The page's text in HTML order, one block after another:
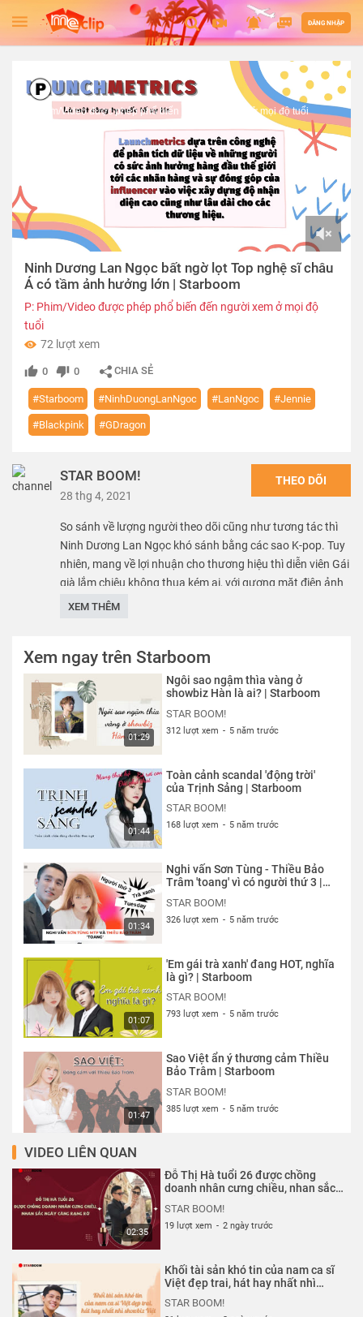
ĐĂNG NHẬP
01:56
P: Phim/Video được phép phổ biến đến người xem ở mọi độ tuổi
Ninh Dương Lan Ngọc bất ngờ lọt Top nghệ sĩ châu
Á có tầm ảnh hưởng lớn | Starboom
P: Phim/Video được phép phổ biến đến người xem ở mọi độ
tuổi
72 lượt xem
0 0 CHIA SẺ
#Starboom #NinhDuongLanNgoc #LanNgoc #Jennie
#Blackpink #GDragon
STAR BOOM!
28 thg 4, 2021
THEO DÕI
So sánh về lượng người theo dõi cũng như tương tác thì
Ninh Dương Lan Ngọc khó sánh bằng các sao K-pop. Tuy
nhiên, mang về lợi nhuận cho thương hiệu thì diễn viên Gái
già lắm chiêu không thua kém ai, với gương mặt điện ảnh
và body khá chuẩn Lan Ngọc mang đến nhiều tài nguyên
Rất mong được bạn ủng hộ. Hãy nhấn Subscribe để đăng
ký kênh nhé bạn.
------------------
STAR BOOM! là nơi tổng hợp những video tin tức về người
nổi tiếng ở Việt Nam và trên khắp thế giới. Nguồn thông
tin được lấy từ những trang báo chính thống và được
chính những người nổi tiếng chia sẻ trên mạng xã hội của
họ.
Thể loại : CHUYỆN CỦA SAO
XEM THÊM
Xem ngay trên Starboom
01:29
Ngôi sao ngậm thìa vàng ở
showbiz Hàn là ai? | Starboom
STAR BOOM!
312 lượt xem - 5 năm trước
01:44
Toàn cảnh scandal 'động trời'
của Trịnh Sảng | Starboom
STAR BOOM!
168 lượt xem - 5 năm trước
01:34
Nghi vấn Sơn Tùng - Thiều Bảo
Trâm 'toang' vì có người thứ 3 |
STAR BOOM!
326 lượt xem - 5 năm trước
01:07
'Em gái trà xanh' đang HOT, nghĩa
là gì? | Starboom
STAR BOOM!
793 lượt xem - 5 năm trước
01:47
Sao Việt ẩn ý thương cảm Thiều
Bảo Trâm | Starboom
STAR BOOM!
385 lượt xem - 5 năm trước
03:03
PHU THÊ nhưng mệnh XUNG
KHẮC | Starboom
STAR BOOM!
190 lượt xem -
01:11
| Starboom
STAR BOOM!
192 lượt xem -
VIDEO LIÊN QUAN
02:35
Đỗ Thị Hà tuổi 26 được chồng
doanh nhân cưng chiều, nhan sắc
STAR BOOM!
19 lượt xem - 2 ngày trước
Khối tài sản khó tin của nam ca sĩ
Việt đẹp trai, hát hay nhất nhì
STAR BOOM!